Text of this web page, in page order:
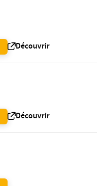
Découvrir
Découvrir